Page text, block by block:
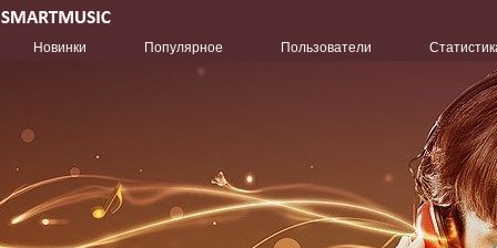
Новинки Популярное Пользователи